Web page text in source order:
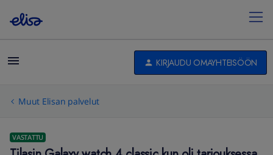
KIRJAUDU OMAYHTEISÖÖN
Muut Elisan palvelut
VASTATTU